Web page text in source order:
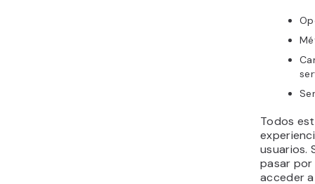
Todos
usuarios.
pasar
acceder